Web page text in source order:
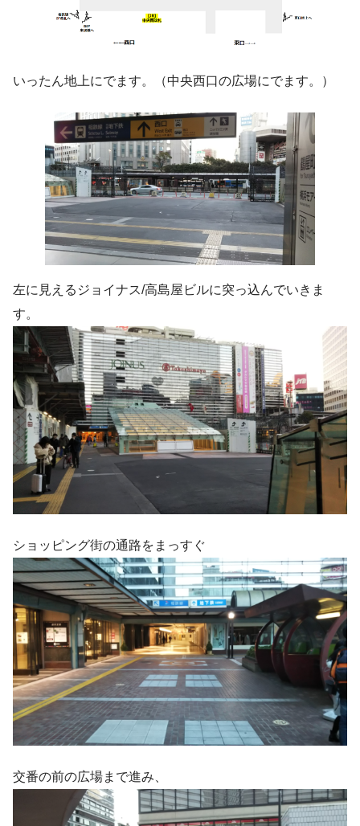
いったん地上にでます。（中央西口の広場にでます。）
左に見えるジョイナス/高島屋ビルに突っ込んでいきま
す。
ショッピング街の通路をまっすぐ
交番の前の広場まで進み、